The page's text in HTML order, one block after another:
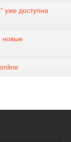
уже доступна
новые